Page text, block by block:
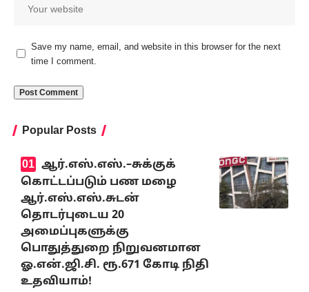
Save my name, email, and website in this browser for the next
time I comment.
Popular Posts
ஆர்.எஸ்.எஸ்.–சுக்குக்
கொட்டப்படும் பண மழை
ஆர்.எஸ்.எஸ்.சுடன்
தொடர்புடைய 20
அமைப்புகளுக்கு
பொதுத்துறை நிறுவனமான
ஓ.என்.ஜி.சி. ரூ.671 கோடி நிதி
உதவியாம்!